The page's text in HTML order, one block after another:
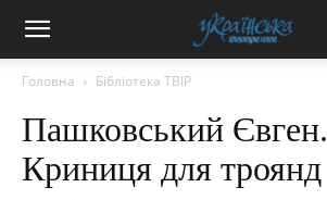
Головна Бібліотека ТВІР
Пашковський Євген.
Криниця для троянд